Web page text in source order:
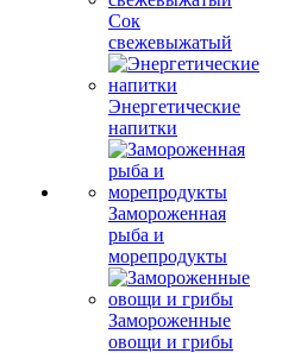
Сок
свежевыжатый
Энергетические
напитки
Замороженная
рыба и
морепродукты
Замороженные
овощи и грибы